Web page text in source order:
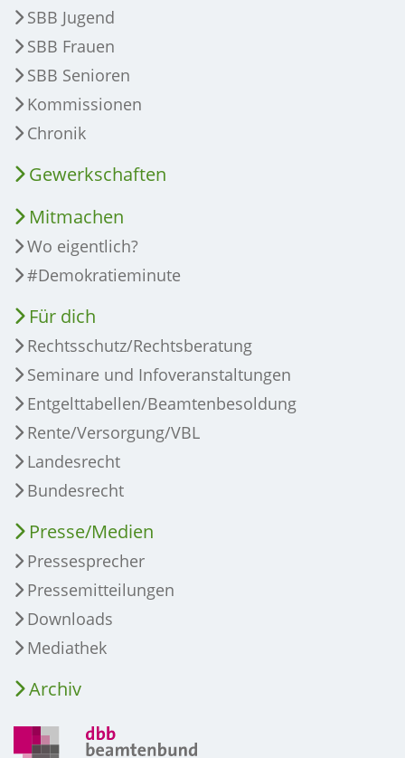
SBB Jugend
SBB Frauen
SBB Senioren
Kommissionen
Chronik
Gewerkschaften
Mitmachen
Wo eigentlich?
#Demokratieminute
Für dich
Rechtsschutz/Rechtsberatung
Seminare und Infoveranstaltungen
Entgelttabellen/Beamtenbesoldung
Rente/Versorgung/VBL
Landesrecht
Bundesrecht
Presse/Medien
Pressesprecher
Pressemitteilungen
Downloads
Mediathek
Archiv